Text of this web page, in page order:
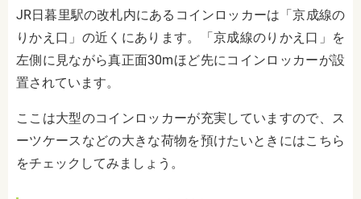
JR日暮里駅の改札内にあるコインロッカーは「京成線の
りかえ口」の近くにあります。「京成線のりかえ口」を
左側に見ながら真正面30mほど先にコインロッカーが設
置されています。
ここは大型のコインロッカーが充実していますので、ス
ーツケースなどの大きな荷物を預けたいときにはこちら
をチェックしてみましょう。